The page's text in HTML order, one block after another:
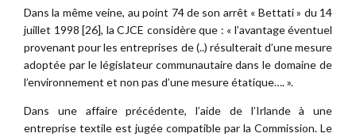
Dans la même veine, au point 74 de son arrêt « Bettati » du 14
juillet 1998 [26], la CJCE considère que : « l’avantage éventuel
provenant pour les entreprises de (..) résulterait d’une mesure
adoptée par le législateur communautaire dans le domaine de
l’environnement et non pas d’une mesure étatique…. ».
Dans une affaire précédente, l’aide de l’Irlande à une
entreprise textile est jugée compatible par la Commission. Le